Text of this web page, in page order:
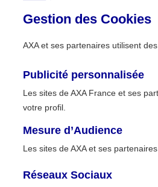
Gestion des Cookies
AXA et ses partenaires utilisent
Publicité personnalisée
Les sites de AXA France et ses
votre profil.
Mesure d’Audience
Les sites de AXA et ses
Réseaux Sociaux